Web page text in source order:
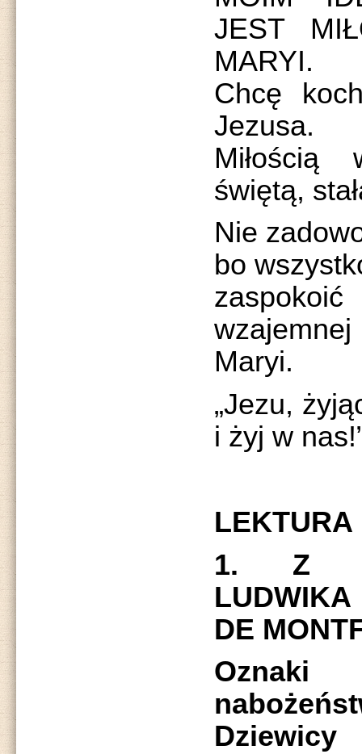
JEST
MARYI.
Chcę
Jezusa.
Miłością
świętą,
Nie
bo
Maryi.
„Jezu,
i żyj w
LEKTURA
1. Z
DE
Dziewicy